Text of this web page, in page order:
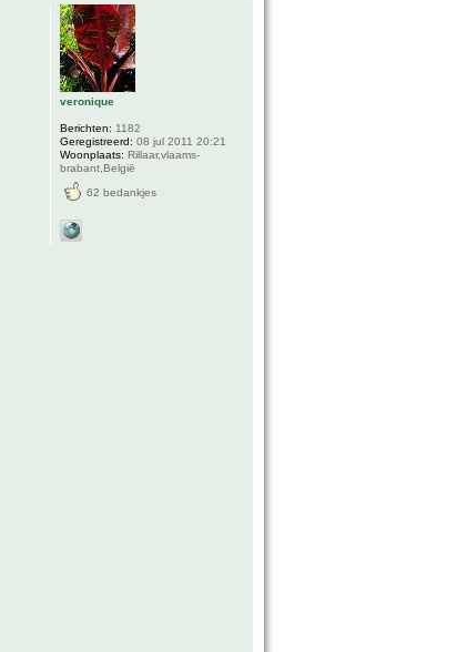
veronique
Berichten: 1182
Geregistreerd: 08 jul 2011 20:21
Woonplaats: Rillaar,vlaams-
brabant,België
62 bedankjes